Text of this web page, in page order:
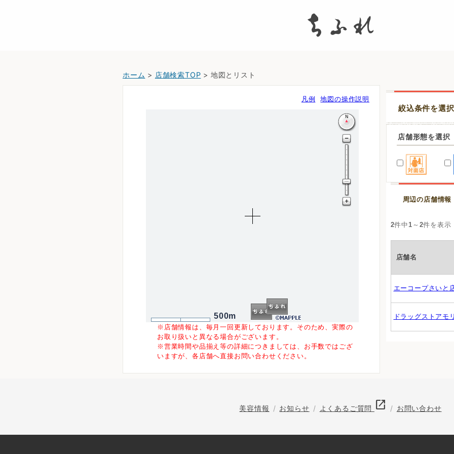
ホーム > 店舗検索TOP > 地図とリスト
凡例 地図の操作説明
500m
※店舗情報は、毎月一回更新しております。そのため、実際の
お取り扱いと異なる場合がございます。
※営業時間や品揃え等の詳細につきましては、お手数ではござ
いますが、各店舗へ直接お問い合わせください。
絞込条件を選
店舗形態を選択
周辺の店舗情報
2件中 1 ～ 2件を表示
店舗名
エーコープさいと
ドラッグストアモ
美容情報 お知らせ よくあるご質問 open_in_new お問い合わせ